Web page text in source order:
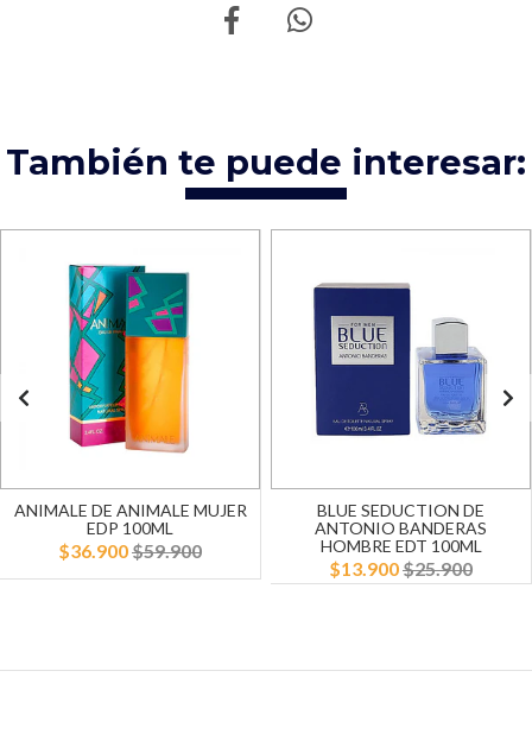
También te puede interesar:
ANIMALE DE ANIMALE MUJER
EDP 100ML
$36.900$59.900
BLUE SEDUCTION DE
ANTONIO BANDERAS
HOMBRE EDT 100ML
$13.900$25.900